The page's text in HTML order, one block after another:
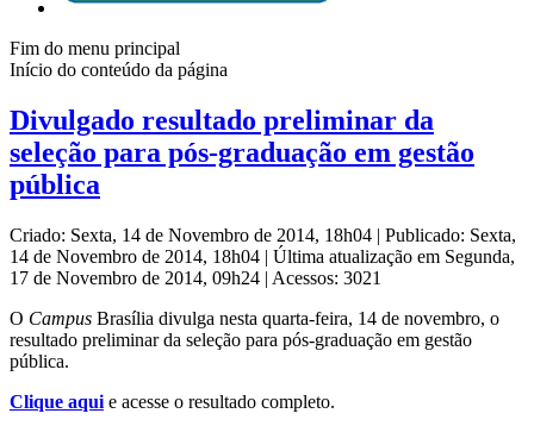
Fim do menu principal
Início do conteúdo da página
Divulgado resultado preliminar da
seleção para pós-graduação em gestão
pública
Criado: Sexta, 14 de Novembro de 2014, 18h04 | Publicado: Sexta,
14 de Novembro de 2014, 18h04 | Última atualização em Segunda,
17 de Novembro de 2014, 09h24 | Acessos: 3021
O Campus Brasília divulga nesta quarta-feira, 14 de novembro, o
resultado preliminar da seleção para pós-graduação em gestão
pública.
Clique aqui e acesse o resultado completo.